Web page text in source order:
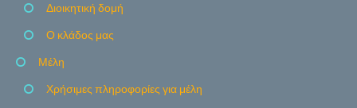
Διοικητική δομή
Ο κλάδος μας
Μέλη
Χρήσιμες πληροφορίες για μέλη